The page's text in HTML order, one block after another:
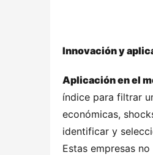
Innovación y
Aplicación en el
índice para filtrar
económicas,
identificar y
Estas empresas